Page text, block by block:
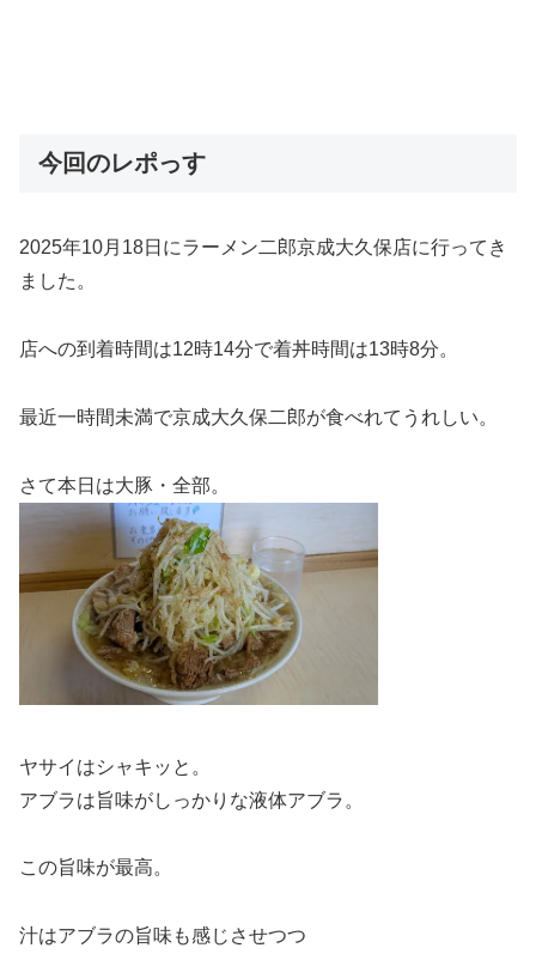
今回のレポっす
2025年10月18日にラーメン二郎京成大久保店に行ってき
ました。
店への到着時間は12時14分で着丼時間は13時8分。
最近一時間未満で京成大久保二郎が食べれてうれしい。
さて本日は大豚・全部。
ヤサイはシャキッと。
アブラは旨味がしっかりな液体アブラ。
この旨味が最高。
汁はアブラの旨味も感じさせつつ